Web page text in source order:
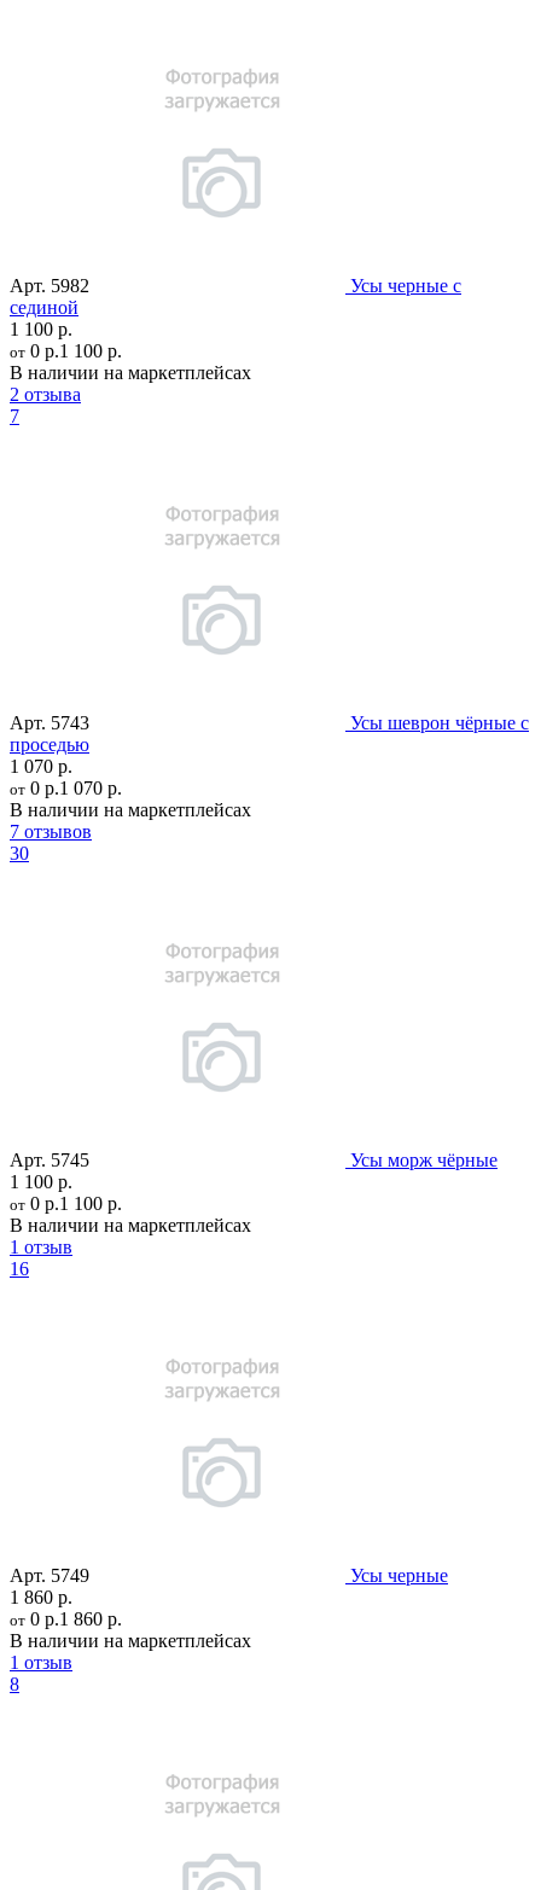
Арт. 5982
Усы черные с
сединой
1 100 р.
от 0 р.1 100 р.
В наличии на маркетплейсах
2 отзыва
7
Арт. 5743
Усы шеврон чёрные с
проседью
1 070 р.
от 0 р.1 070 р.
В наличии на маркетплейсах
7 отзывов
30
Арт. 5745
Усы морж чёрные
1 100 р.
от 0 р.1 100 р.
В наличии на маркетплейсах
1 отзыв
16
Арт. 5749
Усы черные
1 860 р.
от 0 р.1 860 р.
В наличии на маркетплейсах
1 отзыв
8